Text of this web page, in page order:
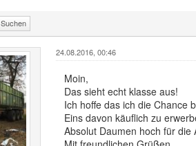
Suchen
24.08.2016, 00:46
Moin,
Das sieht echt klasse aus!
Ich hoffe das ich die Chance
Eins davon käuflich zu
Absolut Daumen hoch für die